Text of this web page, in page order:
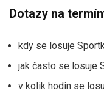
Dotazy na
kdy se losuje
jak často se losuje
v kolik hodin se